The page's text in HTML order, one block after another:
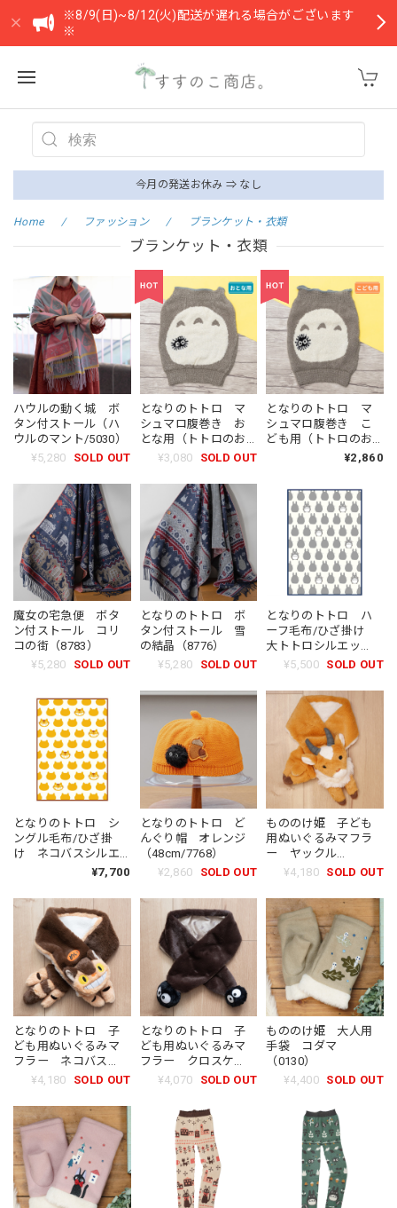
※8/9(日)~8/12(火)配送が遅れる場合がございます
※
今月の発送お休み ⇒ なし
Home ファッション ブランケット・衣類
ブランケット・衣類
ハウルの動く城 ボ
タン付ストール（ハ
ウルのマント/5030）
¥5,280
SOLD OUT
となりのトトロ マ
シュマロ腹巻き お
とな用（トトロのお
なか / 6501）
¥3,080 SOLD OUT
となりのトトロ マ
シュマロ腹巻き こ
ども用（トトロのお
¥2,860
魔女の宅急便 ボタ
ン付ストール コリ
コの街（8783）
¥5,280
SOLD OUT
となりのトトロ ボ
タン付ストール 雪
の結晶（8776）
¥5,280
SOLD OUT
となりのトトロ ハ
ーフ毛布/ひざ掛け
大トトロシルエッ
ト¥5,500 SOLD OUT
となりのトトロ シ
ングル毛布/ひざ掛
け ネコバスシルエ
¥7,700
となりのトトロ ど
んぐり帽 オレンジ
（48cm/7768）
¥2,860
SOLD OUT
もののけ姫 子ども
用ぬいぐるみマフラ
ー ヤックル
（0833）
¥4,180 SOLD OUT
となりのトトロ 子
ども用ぬいぐるみマ
フラー ネコバス
（0635）
¥4,180 SOLD OUT
となりのトトロ 子
ども用ぬいぐるみマ
フラー クロスケ
（0536）
¥4,070 SOLD OUT
もののけ姫 大人用
手袋 コダマ
（0130）
¥4,400 SOLD OUT